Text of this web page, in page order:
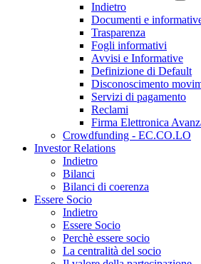
Indietro
Documenti e
Trasparenza
Fogli informativi
Avvisi e Informative
Definizione di Default
Disconoscimento
Servizi di pagamento
Reclami
Firma Elettronica
Crowdfunding - EC.CO.LO
Investor Relations
Indietro
Bilanci
Bilanci di coerenza
Essere Socio
Indietro
Essere Socio
Perchè essere socio
La centralità del socio